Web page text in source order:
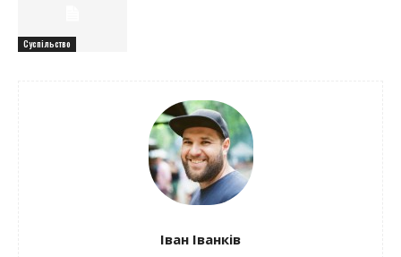
Суспільство
Іван Іванків